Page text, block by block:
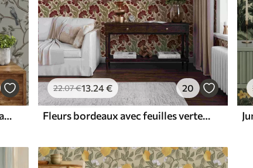
Branches avec oiseaux et fleurs blanches sur un fond délicat
22.07€13.24€ 20
Fleurs bordeaux avec feuilles vertes sur fond clair